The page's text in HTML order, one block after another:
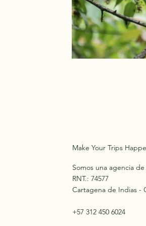
Make Your Trips
Somos una agencia
RNT.: 74577
Cartagena de Indias -
+57 312 450 6024